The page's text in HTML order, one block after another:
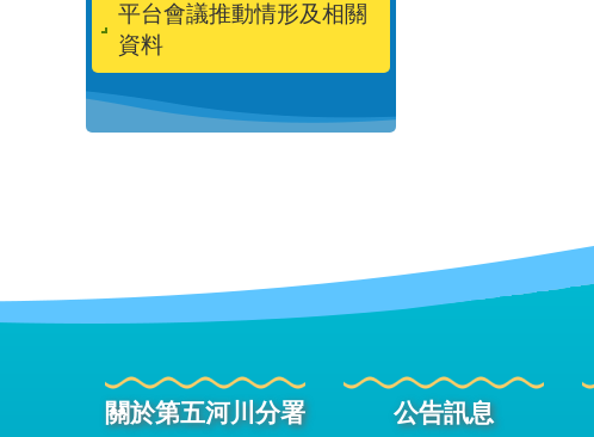
平台會議推動情形及相關
資料
關於第五河川分署 公告訊息